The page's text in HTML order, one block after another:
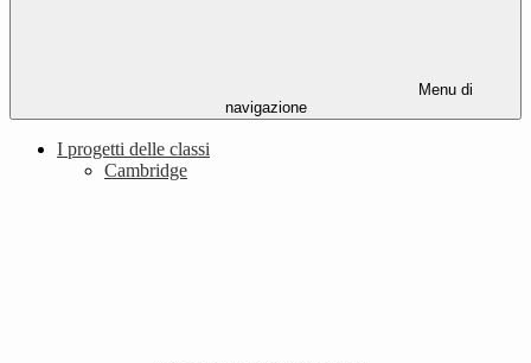
Menu di
navigazione
I progetti delle classi
Cambridge